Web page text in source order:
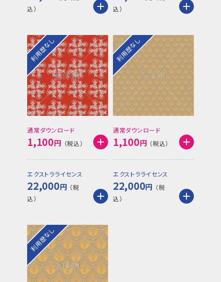
利用歴なし
通常ダウンロード
1,100円
エクストラライセンス
22,000円
利用歴なし
通常ダウンロード
1,100円
エクストラライセンス
22,000円
利用歴なし